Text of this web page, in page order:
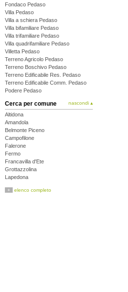
Fondaco Pedaso
Villa Pedaso
Villa a schiera Pedaso
Villa bifamiliare Pedaso
Villa trifamiliare Pedaso
Villa quadrifamiliare Pedaso
Villetta Pedaso
Terreno Agricolo Pedaso
Terreno Boschivo Pedaso
Terreno Edificabile Res. Pedaso
Terreno Edificabile Comm. Pedaso
Podere Pedaso
Cerca per comune nascondi ▴
Altidona
Amandola
Belmonte Piceno
Campofilone
Falerone
Fermo
Francavilla d'Ete
Grottazzolina
Lapedona
Massa Fermana
+ elenco completo